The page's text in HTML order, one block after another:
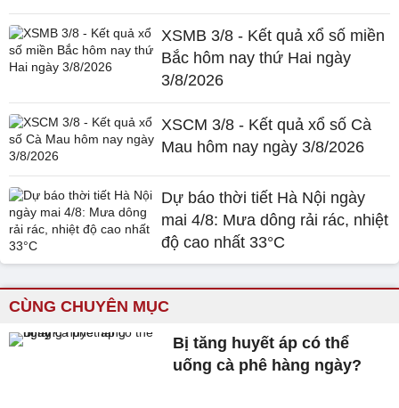
XSMB 3/8 - Kết quả xổ số miền
Bắc hôm nay thứ Hai ngày
3/8/2026
XSCM 3/8 - Kết quả xổ số Cà
Mau hôm nay ngày 3/8/2026
Dự báo thời tiết Hà Nội ngày
mai 4/8: Mưa dông rải rác, nhiệt
độ cao nhất 33°C
CÙNG CHUYÊN MỤC
Bị tăng huyết áp có thể
uống cà phê hàng ngày?